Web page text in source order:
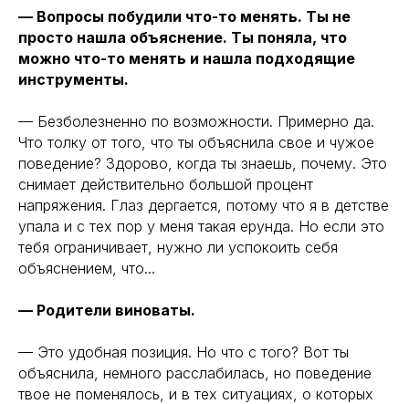
— Вопросы побудили что-то менять. Ты не
просто нашла объяснение. Ты поняла, что
можно что-то менять и нашла подходящие
инструменты.
— Безболезненно по возможности. Примерно да.
Что толку от того, что ты объяснила свое и чужое
поведение? Здорово, когда ты знаешь, почему. Это
снимает действительно большой процент
напряжения. Глаз дергается, потому что я в детстве
упала и с тех пор у меня такая ерунда. Но если это
тебя ограничивает, нужно ли успокоить себя
объяснением, что...
— Родители виноваты.
— Это удобная позиция. Но что с того? Вот ты
объяснила, немного расслабилась, но поведение
твое не поменялось, и в тех ситуациях, о которых